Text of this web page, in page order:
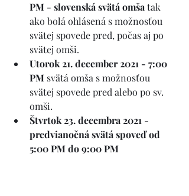
PM - slovenská svätá omša tak
ako bolá ohlásená s možnosťou
svätej spovede pred, počas aj po
svätej omši.
Utorok 21. december 2021 - 7:00
PM svätá omša s možnosťou
svätej spovede pred alebo po sv.
omši.
Štvrtok 23. decembra 2021 -
predvianočná svätá spoveď od
5:00 PM do 9:00 PM